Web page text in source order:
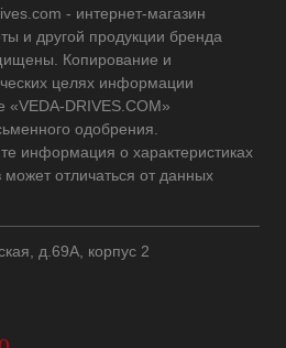
- интернет-магазин
и другой продукции бренда
Копирование и
целях информации
«VEDA-DRIVES.COM»
одобрения.
информация о характеристиках
может отличаться от данных
д.69А, корпус 2